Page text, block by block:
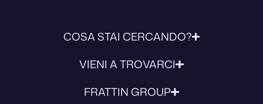
COSA STAI CERCANDO?
VIENI A TROVARCI
FRATTIN GROUP